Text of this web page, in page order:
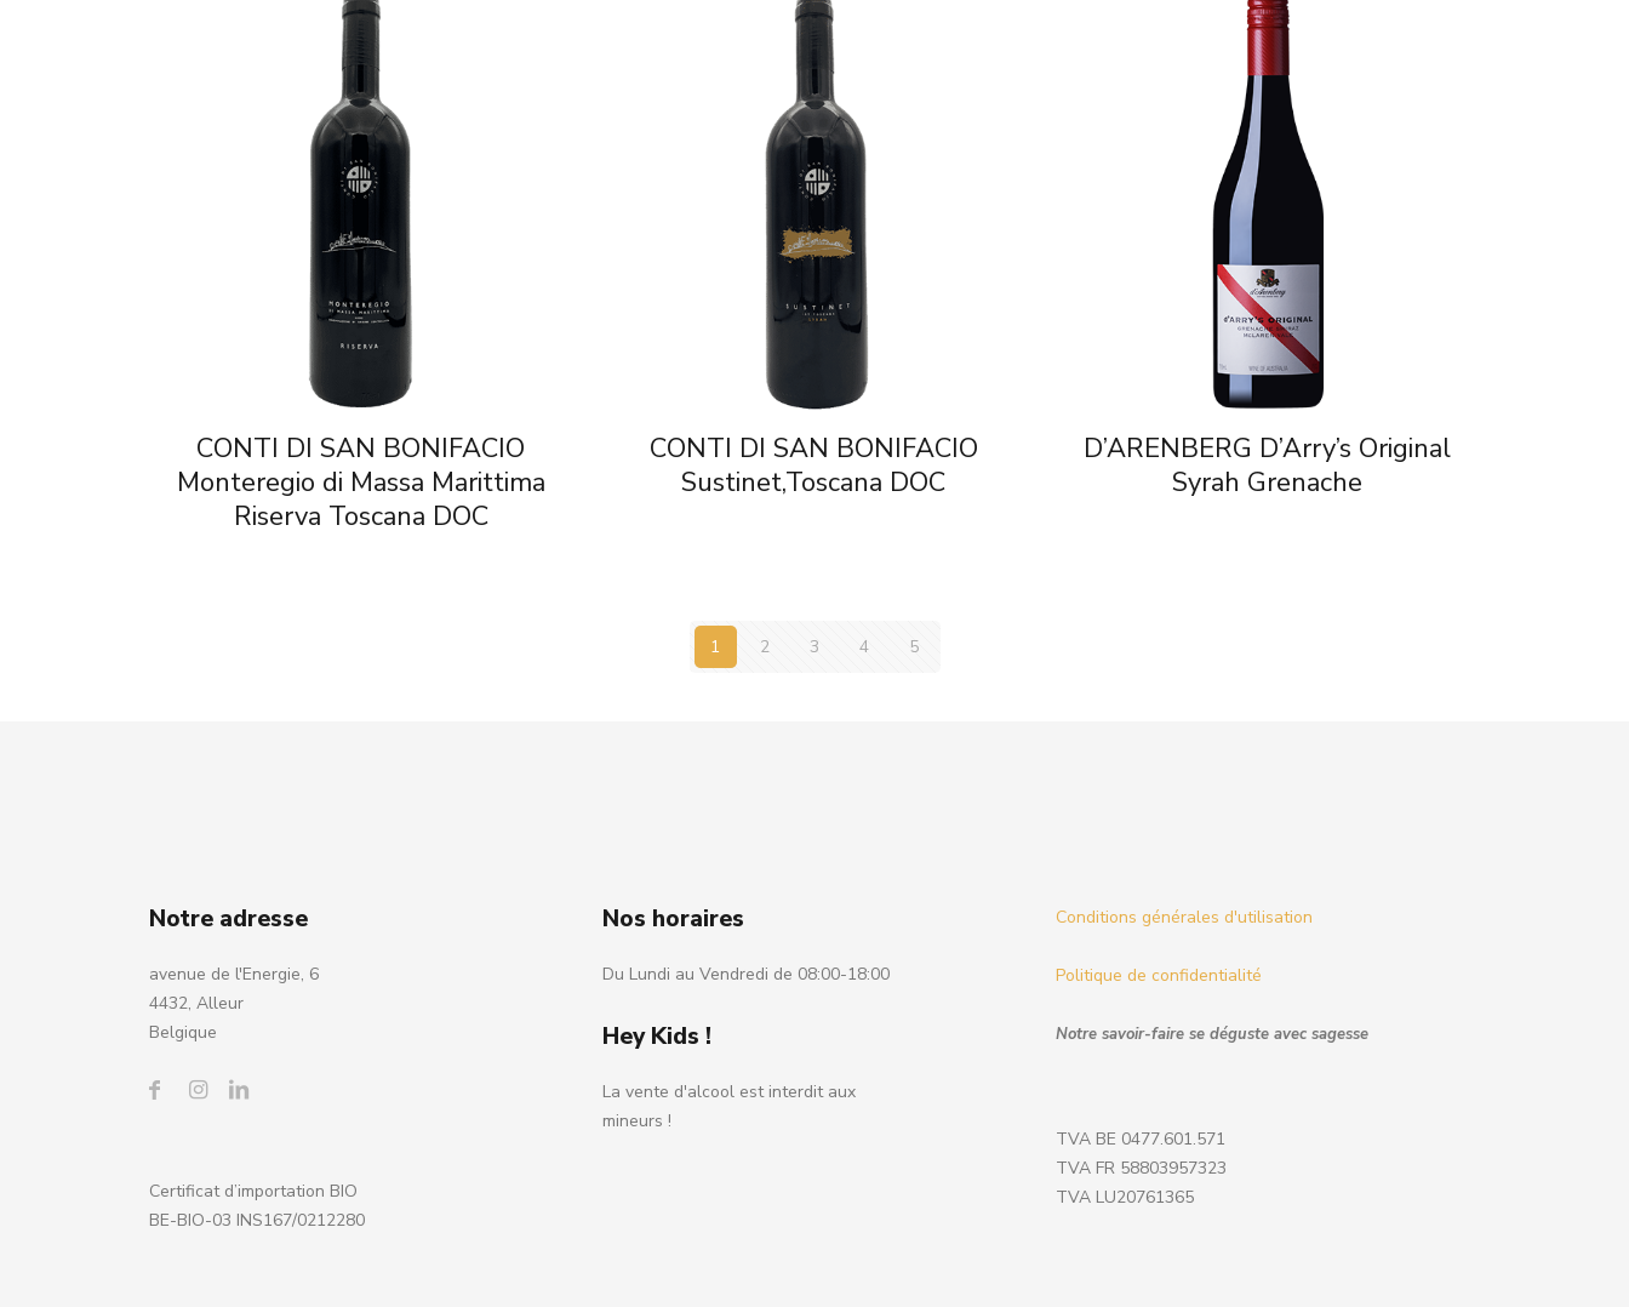
CONTI DI SAN BONIFACIO
Monteregio di Massa Marittima
Riserva Toscana DOC
CONTI DI SAN BONIFACIO
Sustinet,Toscana DOC
D’ARENBERG D’Arry’s Original
Syrah Grenache
1 2 3 4 5
Notre adresse
avenue de l'Energie, 6
4432, Alleur
Belgique
Certificat d’importation BIO
BE-BIO-03 INS167/0212280
Nos horaires
Du Lundi au Vendredi de 08:00-18:00
Hey Kids !
La vente d'alcool est interdit aux
mineurs !
Conditions générales d'utilisation
Politique de confidentialité
Notre savoir-faire se déguste avec sagesse
TVA BE 0477.601.571
TVA FR 58803957323
TVA LU20761365